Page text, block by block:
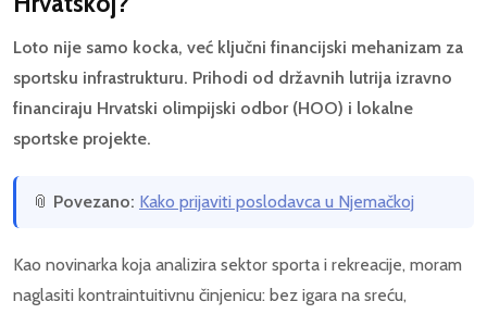
Loto nije samo kocka, već ključni financijski mehanizam za
sportsku infrastrukturu. Prihodi od državnih lutrija izravno
financiraju Hrvatski olimpijski odbor (HOO) i lokalne
sportske projekte.
📎 Povezano: Kako prijaviti poslodavca u Njemačkoj
Kao novinarka koja analizira sektor sporta i rekreacije, moram
naglasiti kontraintuitivnu činjenicu: bez igara na sreću,